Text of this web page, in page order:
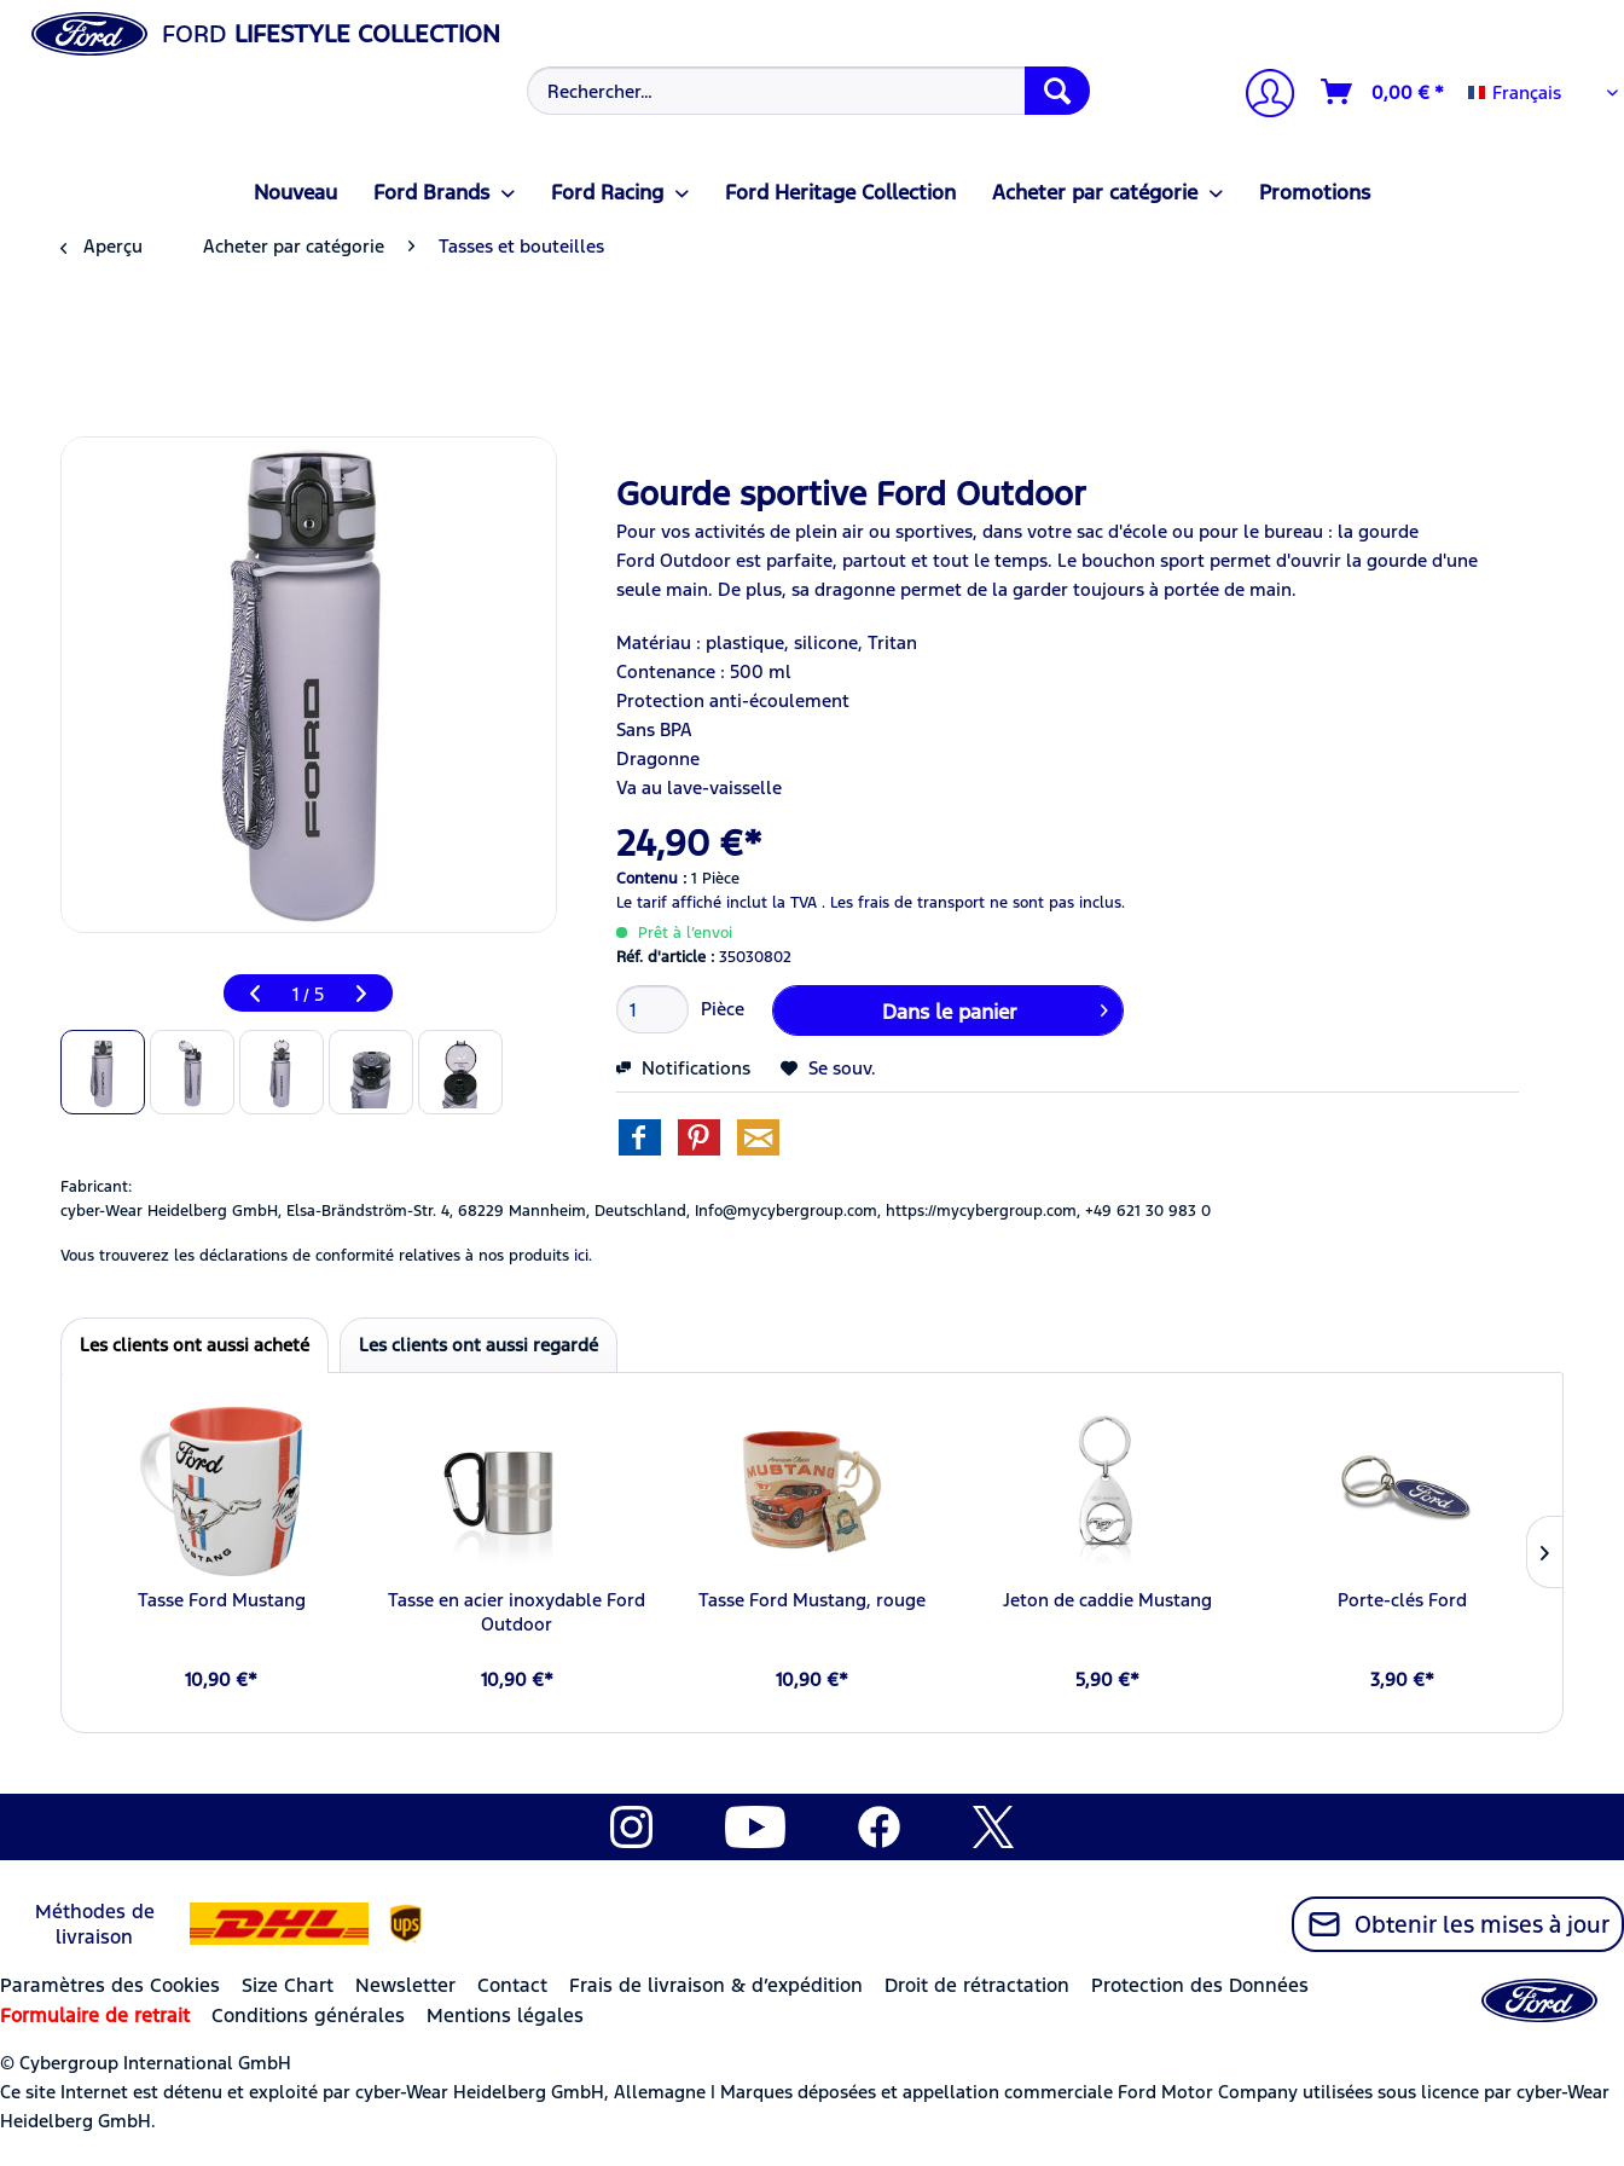
FORD LIFESTYLE COLLECTION
0,00 € * Français
Français
Nouveau Ford Brands Ford Racing Ford Heritage Collection Acheter par catégorie Promotions
Aperçu Acheter par catégorie Tasses et bouteilles
1 / 5
Gourde sportive Ford Outdoor
Pour vos activités de plein air ou sportives, dans votre sac d'école ou pour le bureau : la gourde
Ford Outdoor est parfaite, partout et tout le temps. Le bouchon sport permet d'ouvrir la gourde d'une
seule main. De plus, sa dragonne permet de la garder toujours à portée de main.
Matériau : plastique, silicone, Tritan
Contenance : 500 ml
Protection anti-écoulement
Sans BPA
Dragonne
Va au lave-vaisselle
24,90 €*
Contenu :1 Pièce
Le tarif affiché inclut la TVA . Les frais de transport ne sont pas inclus.
Prêt à l’envoi
Réf. d'article :35030802
Pièce Dans le panier
Notifications Se souv.
Fabricant:
cyber-Wear Heidelberg GmbH, Elsa-Brändström-Str. 4, 68229 Mannheim, Deutschland, Info@mycybergroup.com, https://mycybergroup.com, +49 621 30 983 0
Vous trouverez les déclarations de conformité relatives à nos produits ici.
Les clients ont aussi acheté Les clients ont aussi regardé
Tasse Ford Mustang
10,90 €*
Tasse en acier inoxydable Ford
Outdoor
10,90 €*
Tasse Ford Mustang, rouge
10,90 €*
Jeton de caddie Mustang
5,90 €*
Porte-clés Ford
3,90 €*
Méthodes de
livraison
Obtenir les mises à jour
Paramètres des Cookies Size Chart Newsletter Contact Frais de livraison & d’expédition Droit de rétractation
Protection des Données
Formulaire de retrait
Conditions générales Mentions légales
© Cybergroup International GmbH
Ce site Internet est détenu et exploité par cyber-Wear Heidelberg GmbH, Allemagne | Marques déposées et appellation commerciale Ford Motor Company utilisées sous licence par cyber-Wear
Heidelberg GmbH.